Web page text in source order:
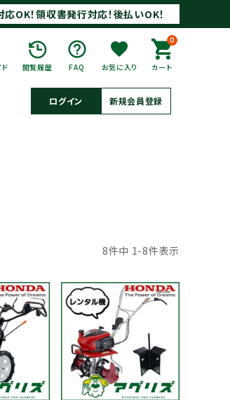
応OK！領収書発行対応！後払いOK！
閲覧履歴 FAQ お気に入り
0
カート
ログイン 新規会員登録
8件中 1 -8件表示